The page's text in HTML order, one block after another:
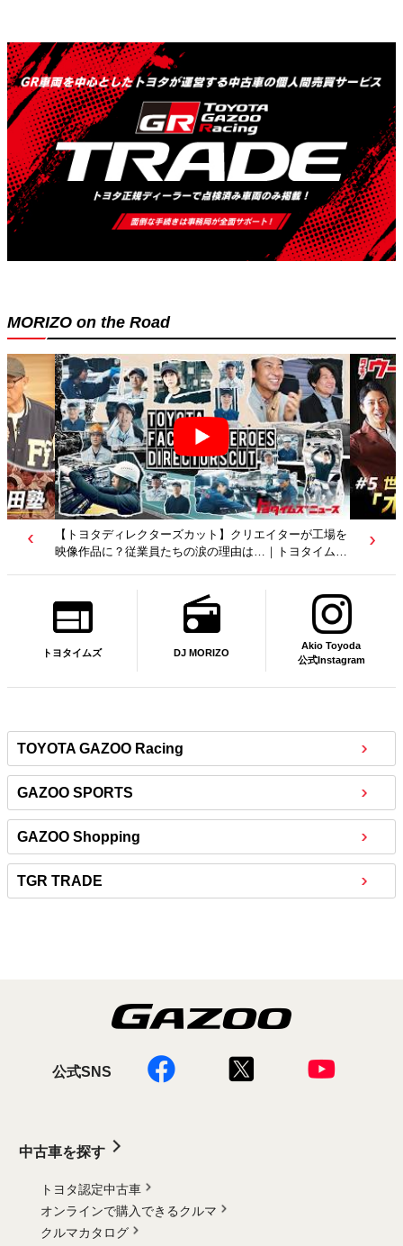
MORIZO on the Road
【トヨタディレクターズカット】クリエイターが工場を
映像作品に？従業員たちの涙の理由は…｜トヨタイムズ
トヨタイムズ DJ MORIZO
Akio Toyoda
公式Instagram
TOYOTA GAZOO Racing
GAZOO SPORTS
GAZOO Shopping
TGR TRADE
公式SNS
中古車を探す
トヨタ認定中古車
オンラインで購入できるクルマ
クルマカタログ